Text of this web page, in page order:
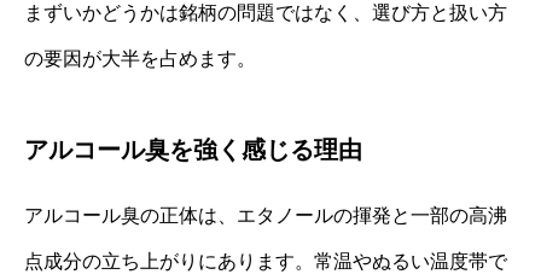
まずいかどうかは銘柄の問題ではなく、選び方と扱い方
の要因が大半を占めます。
アルコール臭を強く感じる理由
アルコール臭の正体は、エタノールの揮発と一部の高沸
点成分の立ち上がりにあります。常温やぬるい温度帯で